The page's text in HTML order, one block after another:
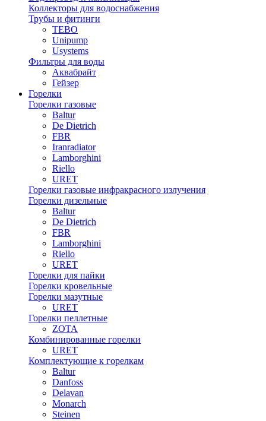
Коллекторы для водоснабжения
Трубы и фитинги
TEBO
Unipump
Usystems
Фильтры для воды
Аквабрайт
Гейзер
Горелки
Горелки газовые
Baltur
De Dietrich
FBR
Iranradiator
Lamborghini
Riello
URET
Горелки газовые инфракрасного излучения
Горелки дизельные
Baltur
De Dietrich
FBR
Lamborghini
Riello
URET
Горелки для пайки
Горелки кровельные
Горелки мазутные
URET
Горелки пеллетные
ZOTA
Комбинированные горелки
URET
Комплектующие к горелкам
Baltur
Danfoss
Delavan
Monarch
Steinen